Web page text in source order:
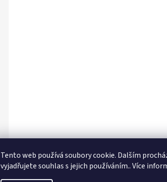
Tento web používá soubory cookie. Dalším
vyjadřujete souhlas s jejich používáním.. Více